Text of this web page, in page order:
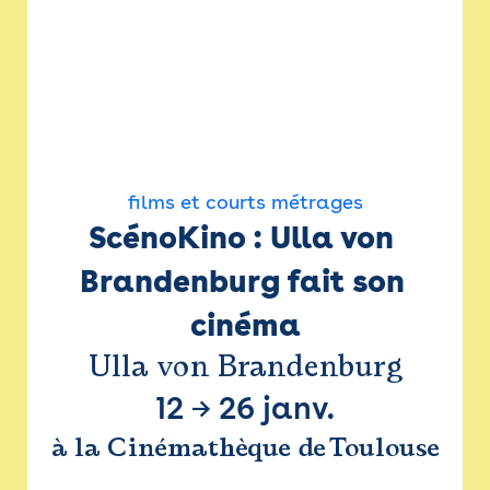
films et courts métrages
ScénoKino : Ulla von
Brandenburg fait son
cinéma
Ulla von Brandenburg
12 → 26 janv.
à la Cinémathèque de Toulouse